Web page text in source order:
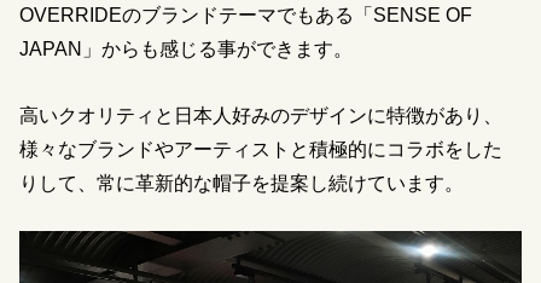
OVERRIDEのブランドテーマでもある「SENSE OF
JAPAN」からも感じる事ができます。
高いクオリティと日本人好みのデザインに特徴があり、
様々なブランドやアーティストと積極的にコラボをした
りして、常に革新的な帽子を提案し続けています。